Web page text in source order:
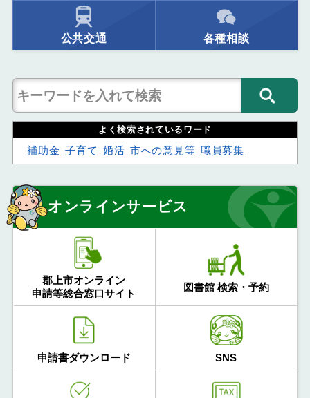
公共交通 各種相談
よく検索されているワード
補助金 子育て 婚活 市への意見等 職員募集
オンラインサービス
郡上市オンライン
申請等総合窓口サイト
図書館 検索・予約
申請書ダウンロード SNS